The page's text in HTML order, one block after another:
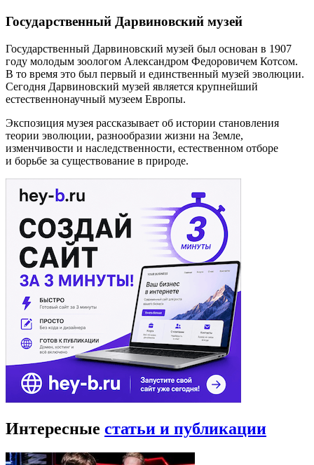
Государственный Дарвиновский музей
Государственный Дарвиновский музей был основан в 1907
году молодым зоологом Александром Федоровичем Котсом.
В то время это был первый и единственный музей эволюции.
Сегодня Дарвиновский музей является крупнейший
естественнонаучный музеем Европы.
Экспозиция музея рассказывает об истории становления
теории эволюции, разнообразии жизни на Земле,
изменчивости и наследственности, естественном отборе
и борьбе за существование в природе.
Интересные статьи и публикации